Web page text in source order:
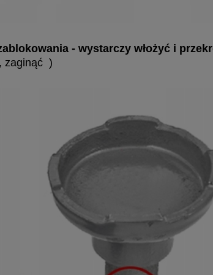
- wystarczy włożyć i
zaginąć )